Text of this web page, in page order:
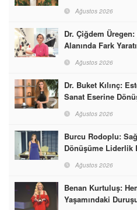
Ağustos 2026
Dr. Çiğdem
Alanında Fark
Ağustos 2026
Dr. Buket Kılınç:
Sanat Eserine
Ağustos 2026
Burcu Rodoplu:
Dönüşüme Liderlik
Ağustos 2026
Benan Kurtuluş:
Yaşamındaki